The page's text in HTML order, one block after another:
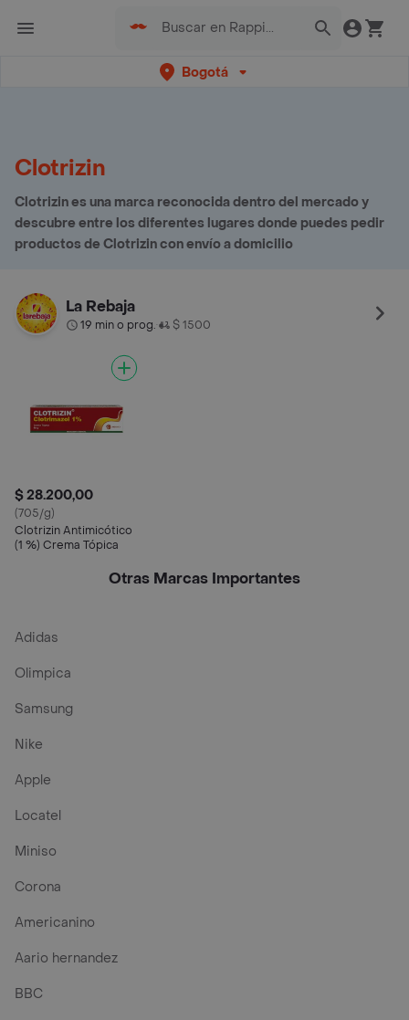
Bogotá
Clotrizin
Clotrizin es una marca reconocida dentro del mercado y
descubre entre los diferentes lugares donde puedes pedir
productos de Clotrizin con envío a domicilio
La Rebaja
19 min o prog.• $ 1500
$ 28.200,00
(705/g)
Clotrizin Antimicótico
(1 %) Crema Tópica
Otras Marcas Importantes
Adidas
Olimpica
Samsung
Nike
Apple
Locatel
Miniso
Corona
Americanino
Aario hernandez
BBC